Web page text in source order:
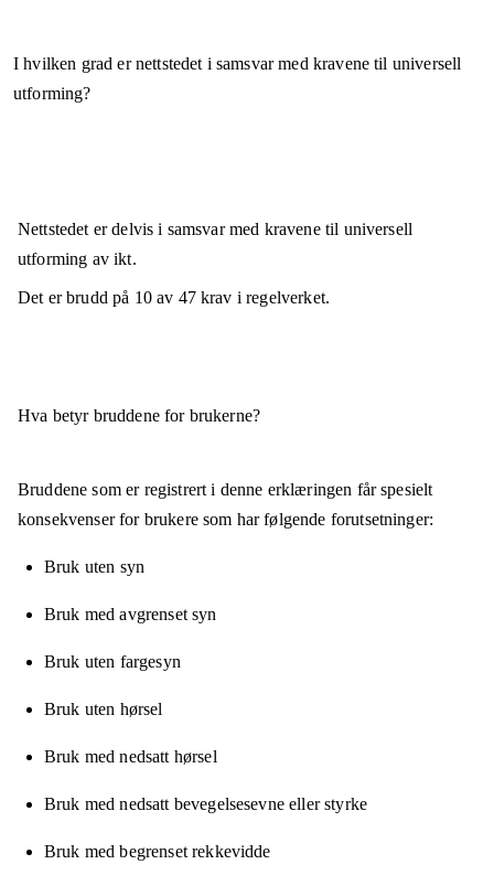
I hvilken grad er nettstedet i samsvar med kravene til universell
utforming?
Nettstedet erdelvis i samsvarmed kravene til universell
utforming av ikt.
Det er brudd på 10av 47krav i regelverket.
Hva betyr bruddene for brukerne?
Bruddene som er registrert i denne erklæringen får spesielt
konsekvenser for brukere som har følgende forutsetninger:
Bruk uten syn
Bruk med avgrenset syn
Bruk uten fargesyn
Bruk uten hørsel
Bruk med nedsatt hørsel
Bruk med nedsatt bevegelsesevne eller styrke
Bruk med begrenset rekkevidde